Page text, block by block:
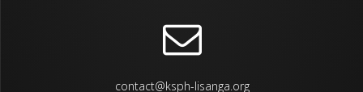
contact@ksph-lisanga.org